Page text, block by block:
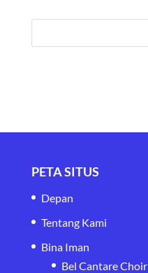
PETA SITUS
Depan
Tentang Kami
Bina Iman
Bel Cantare Choir